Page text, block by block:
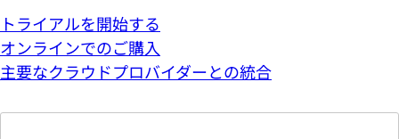
トライアルを開始する
オンラインでのご購入
主要なクラウドプロバイダーとの統合